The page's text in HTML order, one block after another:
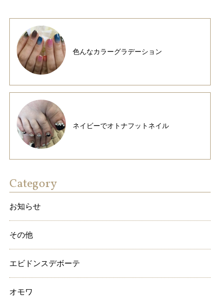
色んなカラーグラデーション
ネイビーでオトナフットネイル
Category
お知らせ
その他
エビドンスデボーテ
オモワ